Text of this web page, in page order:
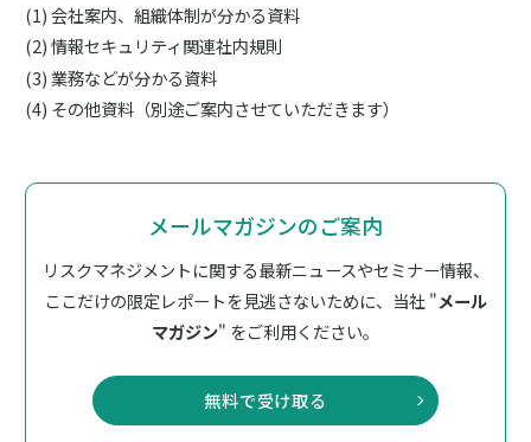
会社案内、組織体制が分かる資料
情報セキュリティ関連社内規則
業務などが分かる資料
その他資料（別途ご案内させていただきます）
メールマガジンのご案内
リスクマネジメントに関する最新ニュースやセミナー情報、
ここだけの限定レポートを見逃さないために、 当社 "メール
マガジン" をご利用ください。
無料で受け取る